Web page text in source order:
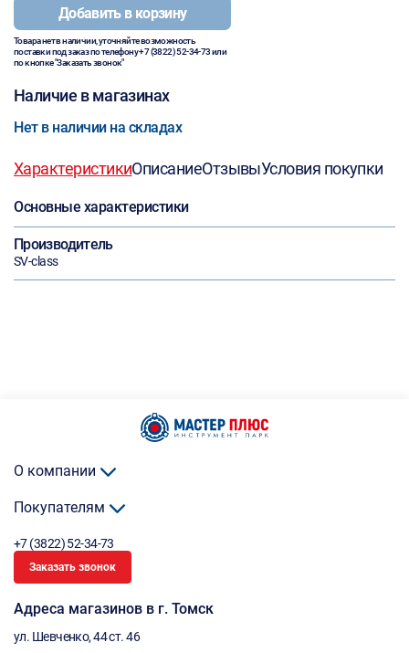
Добавить в корзину
Товара нет в наличии, уточняйте возможность
поставки под заказ по телефону+7 (3822) 52-34-73или
по кнопке "Заказать звонок"
Наличие в магазинах
Нет в наличии на складах
ХарактеристикиОписаниеОтзывыУсловия покупки
Основные характеристики
Производитель
SV-class
О компании
Покупателям
+7 (3822) 52-34-73
Заказать звонок
Адреса магазинов в г. Томск
ул. Шевченко, 44 ст. 46